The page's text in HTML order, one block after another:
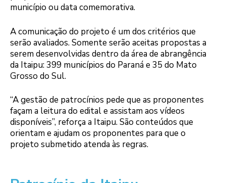
município ou data comemorativa.
A comunicação do projeto é um dos critérios que
serão avaliados. Somente serão aceitas propostas a
serem desenvolvidas dentro da área de abrangência
da Itaipu: 399 municípios do Paraná e 35 do Mato
Grosso do Sul.
“A gestão de patrocínios pede que as proponentes
façam a leitura do edital e assistam aos vídeos
disponíveis”, reforça a Itaipu. São conteúdos que
orientam e ajudam os proponentes para que o
projeto submetido atenda às regras.